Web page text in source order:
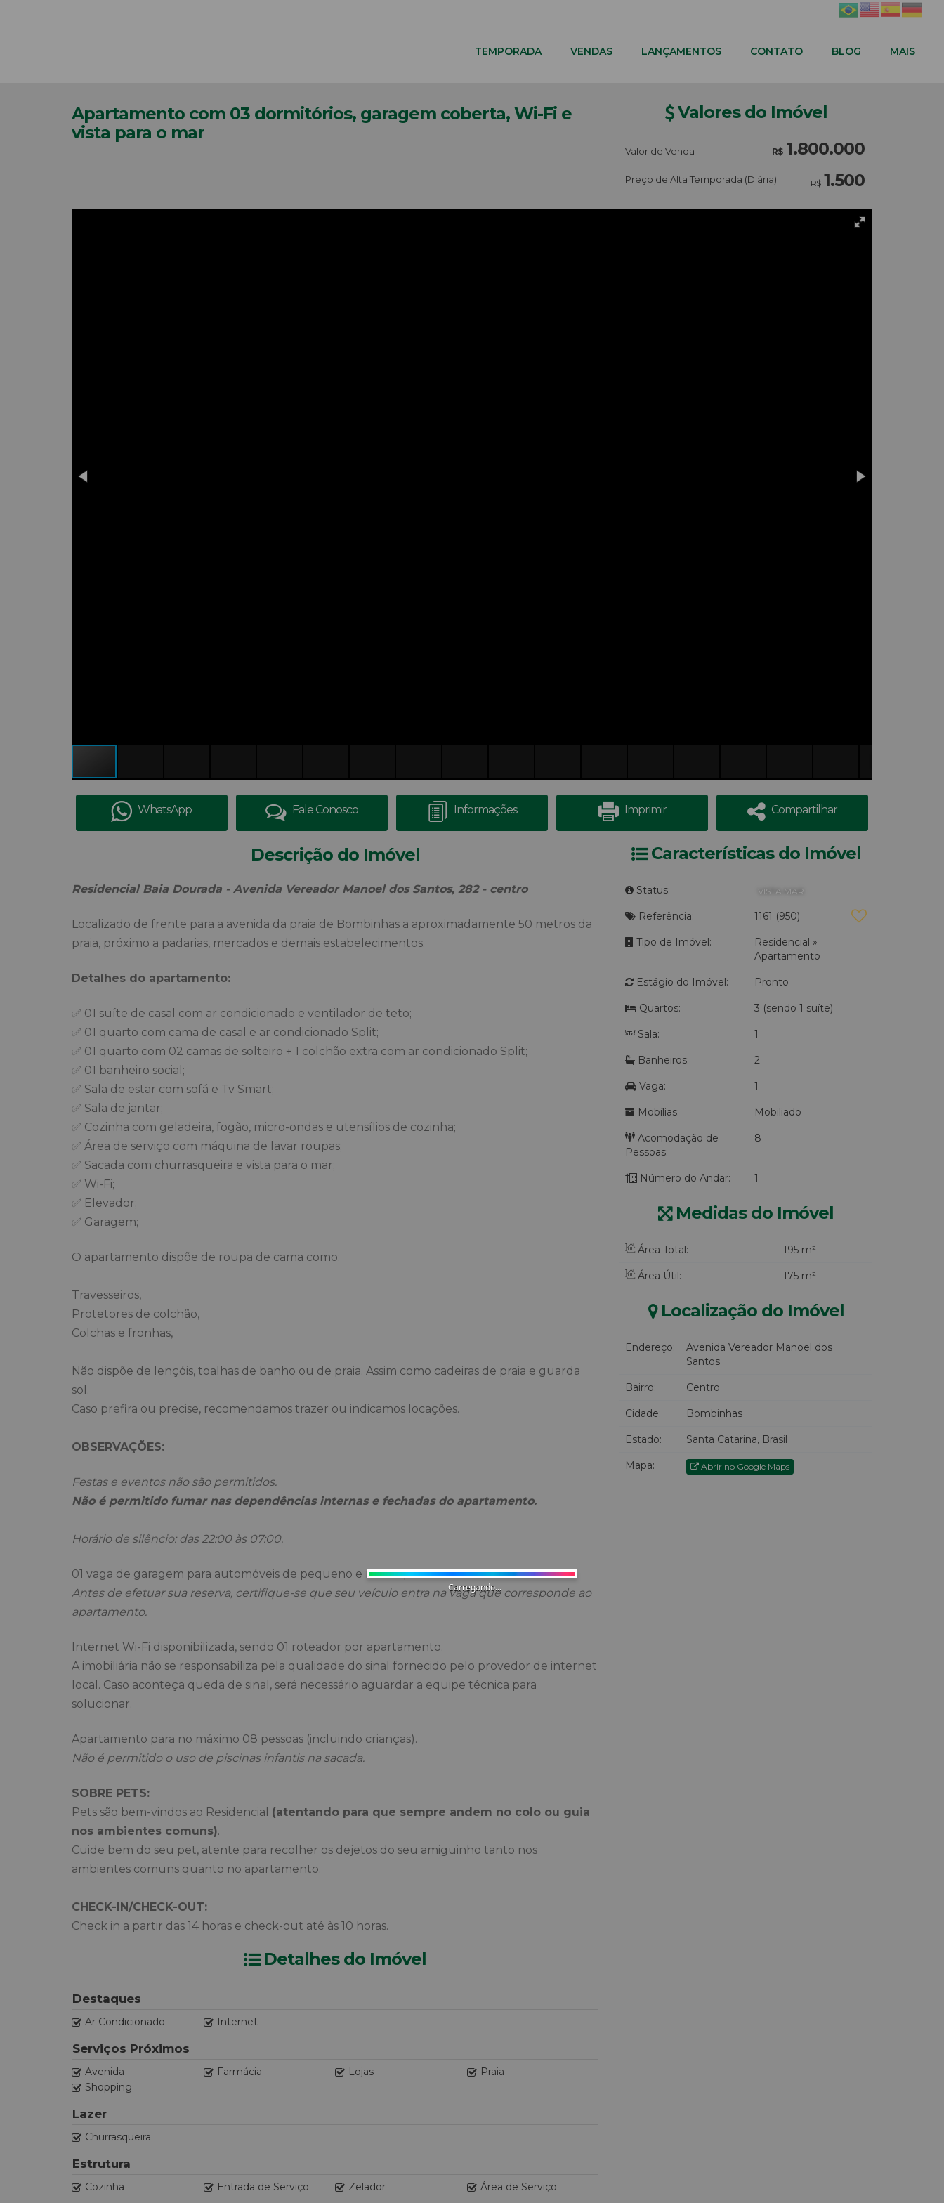
MAIS
BLOG
CONTATO
LANÇAMENTOS
VENDAS
TEMPORADA
Apartamento com 03 dormitórios, garagem coberta, Wi-Fi e
vista para o mar
Valores do Imóvel
R$1.800.000
Valor de Venda
R$ 1.500
Preço de Alta Temporada (Diária)
WhatsApp Fale Conosco Informações Imprimir Compartilhar
Descrição do Imóvel
Residencial Baia Dourada - Avenida Vereador Manoel dos Santos, 282 - centro
Localizado de frente para a avenida da praia de Bombinhas a aproximadamente 50 metros da
praia, próximo a padarias, mercados e demais estabelecimentos.
Detalhes do apartamento:
✅ 01 suíte de casal com ar condicionado e ventilador de teto;
✅ 01 quarto com cama de casal e ar condicionado Split;
✅ 01 quarto com 02 camas de solteiro + 1 colchão extra com ar condicionado Split;
✅ 01 banheiro social;
✅ Sala de estar com sofá e Tv Smart;
✅ Sala de jantar;
✅ Cozinha com geladeira, fogão, micro-ondas e utensílios de cozinha;
✅ Área de serviço com máquina de lavar roupas;
✅ Sacada com churrasqueira e vista para o mar;
✅ Wi-Fi;
✅ Elevador;
✅ Garagem;
O apartamento dispõe de roupa de cama como:
Travesseiros,
Protetores de colchão,
Colchas e fronhas,
Não dispõe de lençóis, toalhas de banho ou de praia. Assim como cadeiras de praia e guarda
sol.
Caso prefira ou precise, recomendamos trazer ou indicamos locações.
OBSERVAÇÕES:
Festas e eventos não são permitidos.
Não é permitido fumar nas dependências internas e fechadas do apartamento.
Horário de silêncio: das 22:00 às 07:00.
01 vaga de garagem para automóveis de pequeno e médio porte.
Antes de efetuar sua reserva, certifique-se que seu veículo entra na vaga que corresponde ao
apartamento.
Internet Wi-Fi disponibilizada, sendo 01 roteador por apartamento.
A imobiliária não se responsabiliza pela qualidade do sinal fornecido pelo provedor de internet
local. Caso aconteça queda de sinal, será necessário aguardar a equipe técnica para
solucionar.
Apartamento para no máximo 08 pessoas (incluindo crianças).
Não é permitido o uso de piscinas infantis na sacada.
SOBRE PETS:
Pets são bem-vindos ao Residencial (atentando para que sempre andem no colo ou guia
nos ambientes comuns).
Cuide bem do seu pet, atente para recolher os dejetos do seu amiguinho tanto nos
ambientes comuns quanto no apartamento.
CHECK-IN/CHECK-OUT:
Check in a partir das 14 horas e check-out até às 10 horas.
Detalhes do Imóvel
Destaques
Ar Condicionado Internet
Serviços Próximos
Avenida Farmácia Lojas
Praia
Shopping
Lazer
Churrasqueira
Estrutura
Cozinha Entrada de Serviço Zelador Área de Serviço
Características do Imóvel
Status: VISTA MAR
Referência: 1161 (950)
Tipo de Imóvel: Residencial »
Apartamento
Estágio do Imóvel: Pronto
Quartos: 3 (sendo 1 suíte)
Sala: 1
Banheiros: 2
Vaga: 1
Mobílias: Mobiliado
Acomodação de
Pessoas:
8
Número do Andar: 1
Medidas do Imóvel
Área Total: 195 m²
Área Útil: 175 m²
Localização do Imóvel
Endereço:
Avenida Vereador Manoel dos
Santos
Bairro: Centro
Cidade: Bombinhas
Estado: Santa Catarina, Brasil
Mapa: Abrir no Google Maps
Carregando...